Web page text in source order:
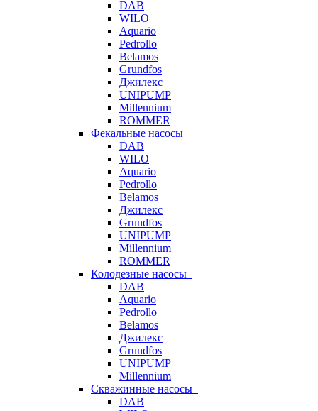
DAB
WILO
Aquario
Pedrollo
Belamos
Grundfos
Джилекс
UNIPUMP
Millennium
ROMMER
Фекальные насосы
DAB
WILO
Aquario
Pedrollo
Belamos
Джилекс
Grundfos
UNIPUMP
Millennium
ROMMER
Колодезные насосы
DAB
Aquario
Pedrollo
Belamos
Джилекс
Grundfos
UNIPUMP
Millennium
Скважинные насосы
DAB